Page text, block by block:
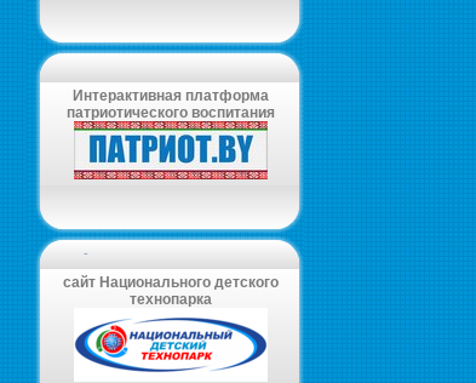
Интерактивная платформа
патриотического воспитания
-
сайт Национального детского
технопарка